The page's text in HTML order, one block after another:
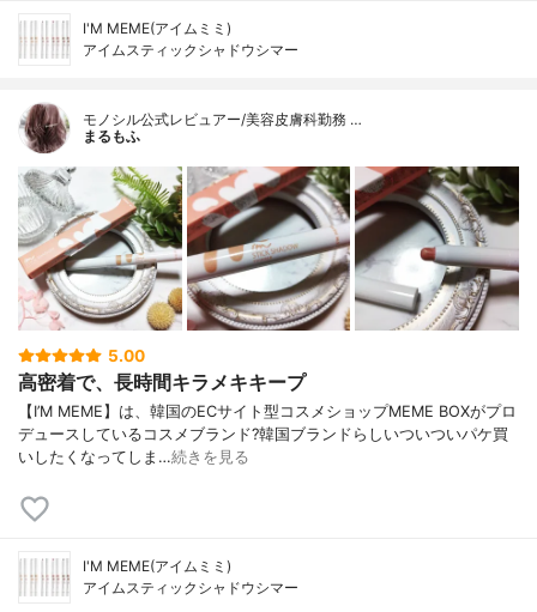
I'M MEME(アイムミミ)
アイムスティックシャドウシマー
モノシル公式レビュアー/美容皮膚科勤務 …
まるもふ
5.00
高密着で、長時間キラメキキープ
【I’M MEME】は、韓国のECサイト型コスメショップMEME BOXがプロ
デュースしているコスメブランド?韓国ブランドらしいついついパケ買
いしたくなってしま…続きを見る
I'M MEME(アイムミミ)
アイムスティックシャドウシマー